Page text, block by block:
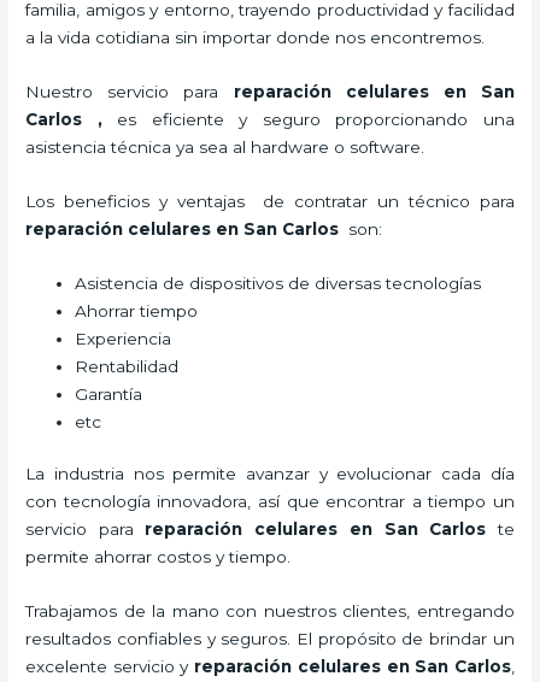
familia, amigos y entorno, trayendo productividad y facilidad
a la vida cotidiana sin importar donde nos encontremos.
Nuestro servicio para reparación celulares
en San
Carlos
,es eficiente y seguro proporcionando una
asistencia técnica ya sea al hardware o software.
Los beneficios y ventajas de contratar un técnico para
reparación celulares en San Carlos son:
Asistencia de dispositivos de diversas tecnologías
Ahorrar tiempo
Experiencia
Rentabilidad
Garantía
etc
La industria nos permite avanzar y evolucionar cada día
con tecnología innovadora, así que encontrar a tiempo un
servicio para reparación celulares en San Carlos te
permite ahorrar costos y tiempo.
Trabajamos de la mano con nuestros clientes, entregando
resultados confiables y seguros. El propósito de brindar un
excelente servicio y reparación celularesen San Carlos,